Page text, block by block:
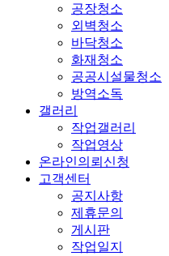
공장청소
외벽청소
바닥청소
화재청소
공공시설물청소
방역소독
갤러리
작업갤러리
작업영상
온라인의뢰신청
고객센터
공지사항
제휴문의
게시판
작업일지